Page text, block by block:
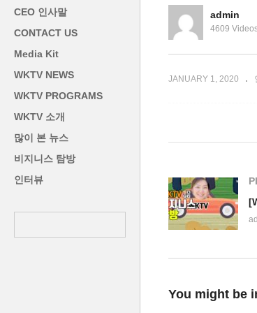
[WKTV 대담] 2020년 새해 대
담 이수혁 주미대사
CEO 인사말
CONTACT US
Media Kit
WKTV NEWS
WKTV PROGRAMS
WKTV 소개
많이 본 뉴스
비지니스 탐방
인터뷰
admin
4609
JANUARY 1, 2020
You might be